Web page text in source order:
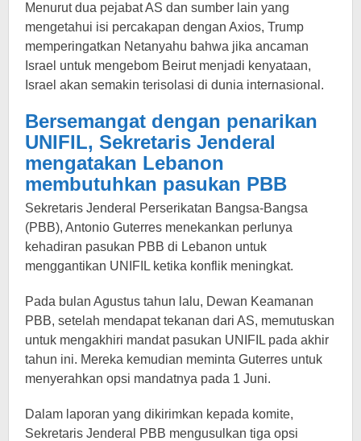
Menurut dua pejabat AS dan sumber lain yang
mengetahui isi percakapan dengan Axios, Trump
memperingatkan Netanyahu bahwa jika ancaman
Israel untuk mengebom Beirut menjadi kenyataan,
Israel akan semakin terisolasi di dunia internasional.
Bersemangat dengan penarikan
UNIFIL, Sekretaris Jenderal
mengatakan Lebanon
membutuhkan pasukan PBB
Sekretaris Jenderal Perserikatan Bangsa-Bangsa
(PBB), Antonio Guterres menekankan perlunya
kehadiran pasukan PBB di Lebanon untuk
menggantikan UNIFIL ketika konflik meningkat.
Pada bulan Agustus tahun lalu, Dewan Keamanan
PBB, setelah mendapat tekanan dari AS, memutuskan
untuk mengakhiri mandat pasukan UNIFIL pada akhir
tahun ini. Mereka kemudian meminta Guterres untuk
menyerahkan opsi mandatnya pada 1 Juni.
Dalam laporan yang dikirimkan kepada komite,
Sekretaris Jenderal PBB mengusulkan tiga opsi